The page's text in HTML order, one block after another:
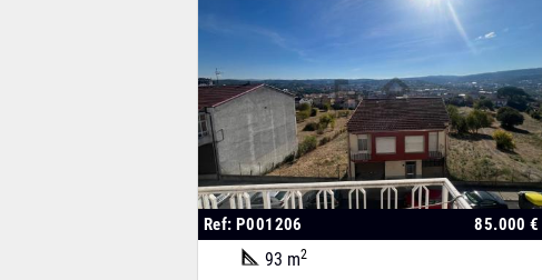
Ref: P001206 85.000 €
93 m2